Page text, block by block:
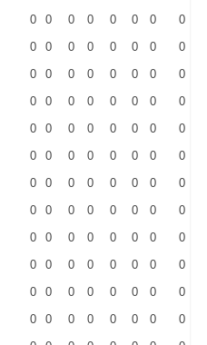
0 0 0 0 0 0 0
0
0 0 0 0 0 0 0
0
0 0 0 0 0 0 0
0
0 0 0 0 0 0 0
0
0 0 0 0 0 0 0
0
0 0 0 0 0 0 0
0
0 0 0 0 0 0 0
0
0 0 0 0 0 0 0
0
0 0 0 0 0 0 0
0
0 0 0 0 0 0 0
0
0 0 0 0 0 0 0
0
0 0 0 0 0 0 0
0